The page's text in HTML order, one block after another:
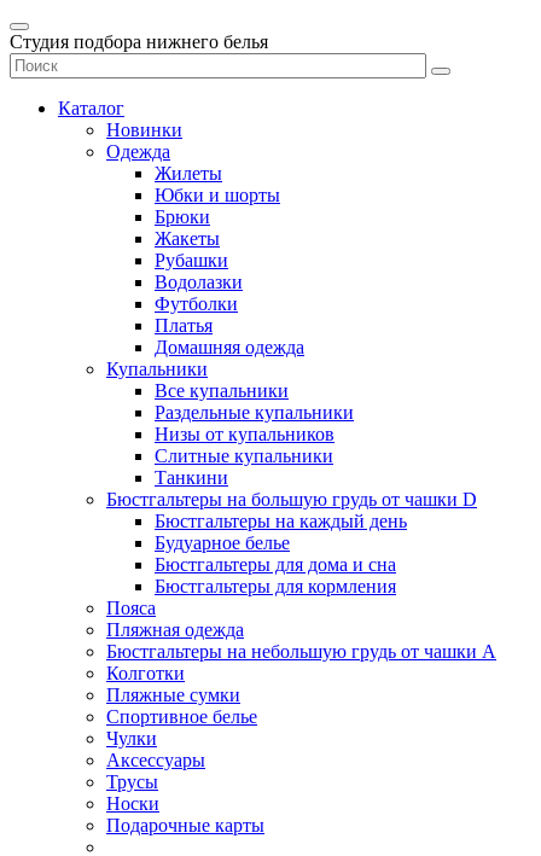
Студия подбора нижнего белья
Каталог
Новинки
Одежда
Жилеты
Юбки и шорты
Брюки
Жакеты
Рубашки
Водолазки
Футболки
Платья
Домашняя одежда
Купальники
Все купальники
Раздельные купальники
Низы от купальников
Слитные купальники
Танкини
Бюстгальтеры на большую грудь от чашки D
Бюстгальтеры на каждый день
Будуарное белье
Бюстгальтеры для дома и сна
Бюстгальтеры для кормления
Пояса
Пляжная одежда
Бюстгальтеры на небольшую грудь от чашки А
Колготки
Пляжные сумки
Спортивное белье
Чулки
Аксессуары
Трусы
Носки
Подарочные карты